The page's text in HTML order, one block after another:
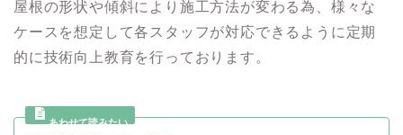
屋根の形状や傾斜により施工方法が変わる為、様々な
ケースを想定して各スタッフが対応できるように定期
的に技術向上教育を行っております。